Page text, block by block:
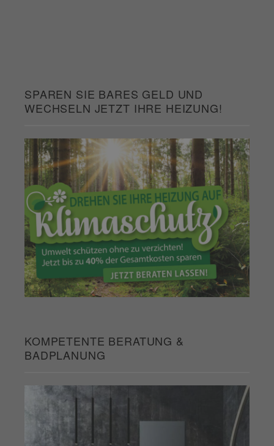
SPAREN SIE BARES GELD UND
WECHSELN JETZT IHRE HEIZUNG!
KOMPETENTE BERATUNG &
BADPLANUNG